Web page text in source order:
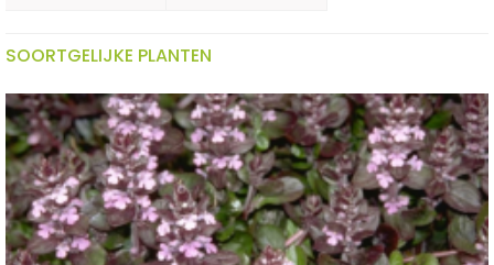
SOORTGELIJKE PLANTEN